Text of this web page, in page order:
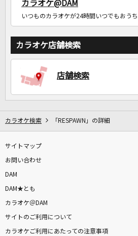
カラオケ@DAM
いつものカラオケが24時間いつでもおうち
カラオケ店舗検索
店舗検索
カラオケ検索 「RESPAWN」の詳細
サイトマップ
お問い合わせ
DAM
DAM★とも
カラオケ＠DAM
サイトのご利用について
カラオケご利用にあたっての注意事項